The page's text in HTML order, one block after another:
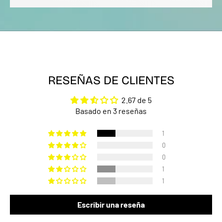
RESEÑAS DE CLIENTES
2.67 de 5
Basado en 3 reseñas
1
0
0
1
1
Escribir una reseña